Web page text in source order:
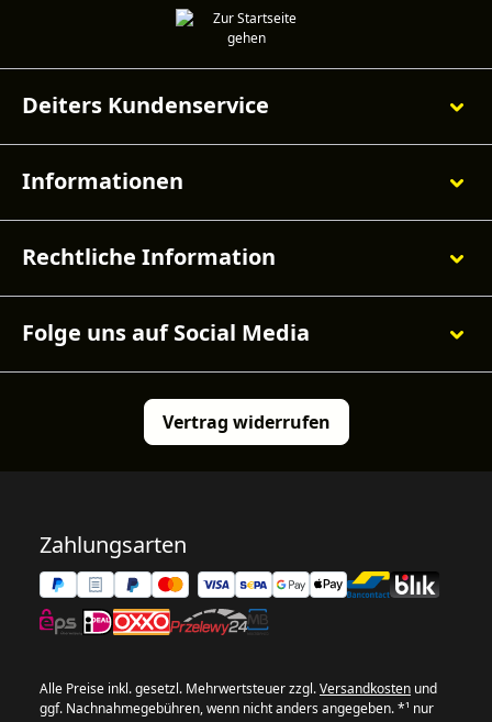
Deiters Kundenservice
Informationen
Rechtliche Information
Folge uns auf Social Media
Vertrag widerrufen
Zahlungsarten
Alle Preise inkl. gesetzl. Mehrwertsteuer zzgl.Versandkosten und
ggf. Nachnahmegebühren, wenn nicht anders angegeben. *¹ nur